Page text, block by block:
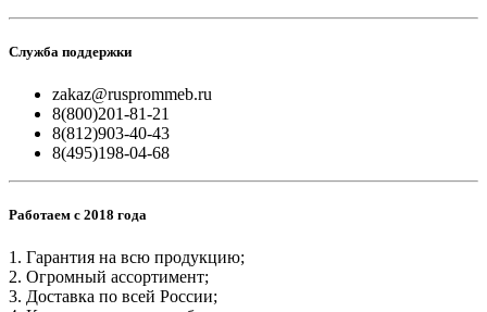
Служба поддержки
zakaz@rusprommeb.ru
8(800)201-81-21
8(812)903-40-43
8(495)198-04-68
Работаем с 2018 года
1. Гарантия на всю продукцию;
2. Огромный ассортимент;
3. Доставка по всей России;